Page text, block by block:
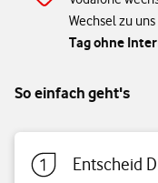
Wechsel zu
Tag ohne
So einfach geht's
Entscheid